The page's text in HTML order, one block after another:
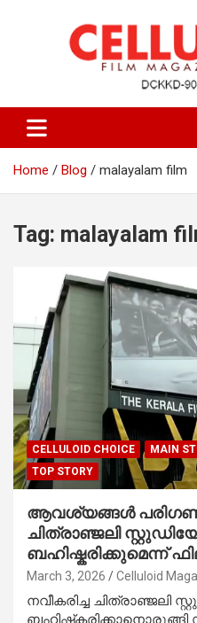
celluloid
Home Blog malayalam film
Tag: malayalam
CELLULOID CHOICE MAIN
TOP STORY
ആവശ്യങ്ങൾ
ചിത്രാഞ്ജലി
ബഹിഷ്കരിക്കുമെന്ന്
March 3, 2026 Celluloid
നവീകരിച്ച ചിത്രാഞ്ജലി
ബഹിഷ്‌കരിക്കാനൊരുങ്ങി